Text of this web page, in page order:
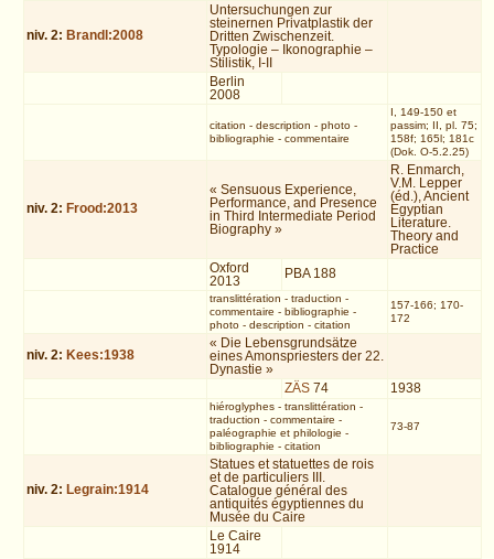
niv. 2: Brandl:2008
Untersuchungen zur
steinernen Privatplastik der
Dritten Zwischenzeit.
Typologie – Ikonographie –
Stilistik, I-II
Berlin
2008
citation - description - photo-
bibliographie - commentaire
I, 149-150 et
passim; II, pl. 75;
158f; 165l; 181c
(Dok. O-5.2.25)
niv. 2: Frood:2013
« Sensuous Experience,
Performance, and Presence
in Third Intermediate Period
Biography »
R. Enmarch,
V.M. Lepper
(éd.), Ancient
Egyptian
Literature.
Theory and
Practice
Oxford
2013
PBA 188
translittération - traduction -
commentaire - bibliographie -
photo- description - citation
157-166; 170-
172
niv. 2: Kees:1938
« Die Lebensgrundsätze
eines Amonspriesters der 22.
Dynastie »
ZÄS 74 1938
hiéroglyphes- translittération -
traduction - commentaire -
paléographie et philologie -
bibliographie - citation
73-87
niv. 2: Legrain:1914
Statues et statuettes de rois
et de particuliers III.
Catalogue général des
antiquités égyptiennes du
Musée du Caire
Le Caire
1914